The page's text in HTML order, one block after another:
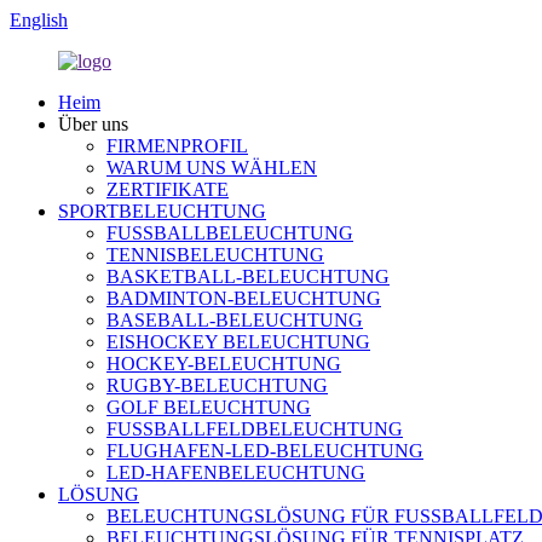
English
Heim
Über uns
FIRMENPROFIL
WARUM UNS WÄHLEN
ZERTIFIKATE
SPORTBELEUCHTUNG
FUSSBALLBELEUCHTUNG
TENNISBELEUCHTUNG
BASKETBALL-BELEUCHTUNG
BADMINTON-BELEUCHTUNG
BASEBALL-BELEUCHTUNG
EISHOCKEY BELEUCHTUNG
HOCKEY-BELEUCHTUNG
RUGBY-BELEUCHTUNG
GOLF BELEUCHTUNG
FUSSBALLFELDBELEUCHTUNG
FLUGHAFEN-LED-BELEUCHTUNG
LED-HAFENBELEUCHTUNG
LÖSUNG
BELEUCHTUNGSLÖSUNG FÜR
BELEUCHTUNGSLÖSUNG FÜR TENNISPLATZ